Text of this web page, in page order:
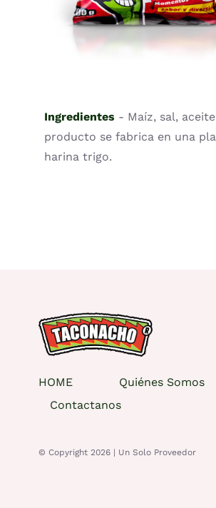
Ingredientes - Maíz, sal,
producto se fabrica en una
harina trigo.
HOME Quiénes Somos
Contactanos
© Copyright 2026 | Un Solo Proveedor